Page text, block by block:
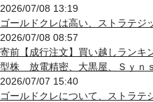
2026/07/08 13:19
ゴールドクレは高い、ストラテジ
2026/07/08 08:57
寄前【成行注文】買い越しランキ
型株 放電精密、大黒屋、Ｓｙｎ
2026/07/07 15:40
ゴールドクレについて、ストラテ